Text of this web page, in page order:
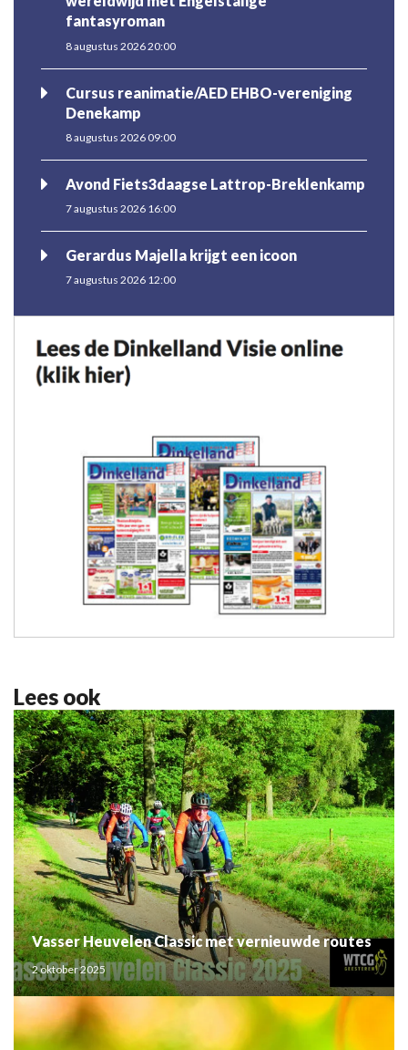
fantasyroman
8 augustus 2026 20:00
Cursus reanimatie/AED EHBO-vereniging
Denekamp
8 augustus 2026 09:00
Avond Fiets3daagse Lattrop-Breklenkamp
7 augustus 2026 16:00
Gerardus Majella krijgt een icoon
7 augustus 2026 12:00
Lees ook
Vasser Heuvelen Classic met vernieuwde routes
2 oktober 2025